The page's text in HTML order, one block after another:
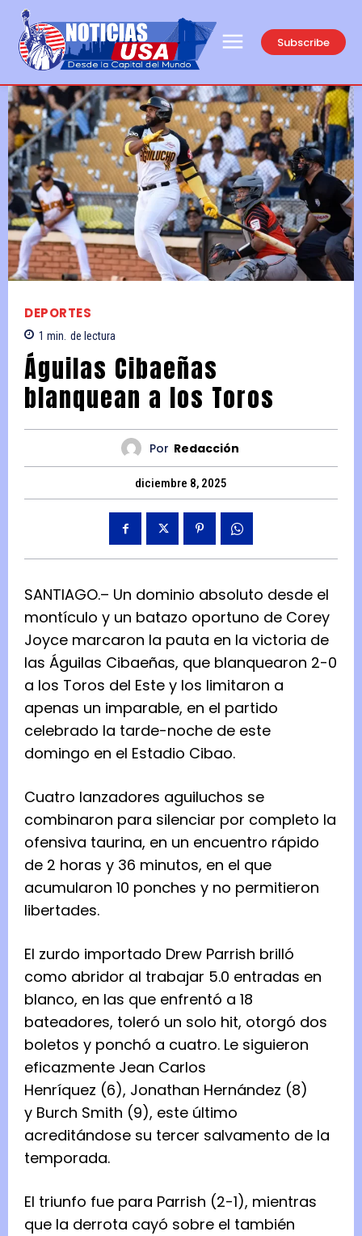
Subscribe
DEPORTES
1 min. de lectura
Águilas Cibaeñas
blanquean a los Toros
Por Redacción
diciembre 8, 2025
SANTIAGO.– Un dominio absoluto desde el
montículo y un batazo oportuno de Corey
Joyce marcaron la pauta en la victoria de
las Águilas Cibaeñas, que blanquearon 2-0
a los Toros del Este y los limitaron a
apenas un imparable, en el partido
celebrado la tarde-noche de este
domingo en el Estadio Cibao.
Cuatro lanzadores aguiluchos se
combinaron para silenciar por completo la
ofensiva taurina, en un encuentro rápido
de 2 horas y 36 minutos, en el que
acumularon 10 ponches y no permitieron
libertades.
El zurdo importado Drew Parrish brilló
como abridor al trabajar 5.0 entradas en
blanco, en las que enfrentó a 18
bateadores, toleró un solo hit, otorgó dos
boletos y ponchó a cuatro. Le siguieron
eficazmente Jean Carlos
Henríquez (6), Jonathan Hernández (8)
y Burch Smith (9), este último
acreditándose su tercer salvamento de la
temporada.
El triunfo fue para Parrish (2-1), mientras
que la derrota cayó sobre el también